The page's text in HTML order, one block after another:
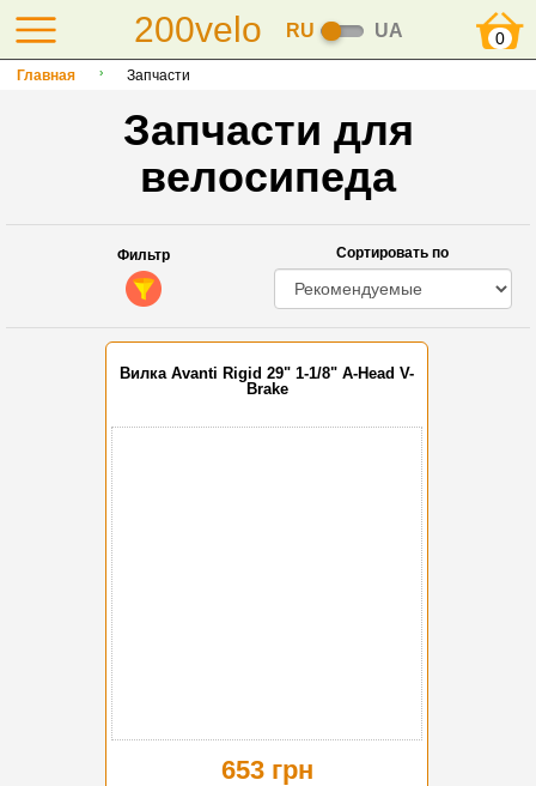
200velo RU UA 0
Главная Запчасти
Запчасти для
велосипеда
Фильтр Сортировать по
Вилка Avanti Rigid 29" 1-1/8" A-Head V-
Brake
653 грн